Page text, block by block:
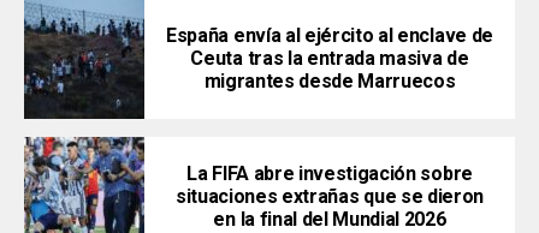
España envía al ejército al enclave de
Ceuta tras la entrada masiva de
migrantes desde Marruecos
La FIFA abre investigación sobre
situaciones extrañas que se dieron
en la final del Mundial 2026